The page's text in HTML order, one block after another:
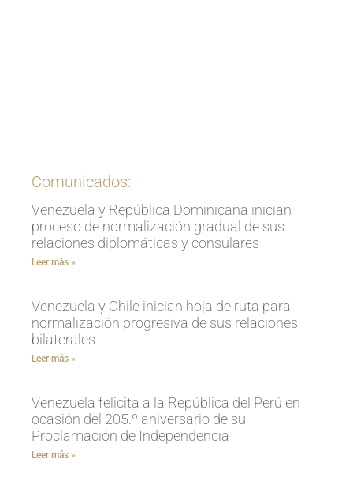
Comunicados:
Venezuela y República Dominicana inician
proceso de normalización gradual de sus
relaciones diplomáticas y consulares
Leer más »
Venezuela y Chile inician hoja de ruta para
normalización progresiva de sus relaciones
bilaterales
Leer más »
Venezuela felicita a la República del Perú en
ocasión del 205.º aniversario de su
Proclamación de Independencia
Leer más »